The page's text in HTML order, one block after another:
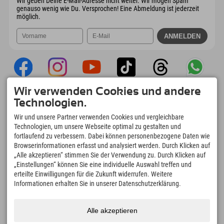
genauso wenig wie Du. Versprochen! Eine Abmeldung ist jederzeit
möglich.
Explorer App
Upload Deiner #ExplorerMoments, Mein
Explorer To Go mit Buchungsübersicht,
Bucketlist, Restaurantübersicht uvm. Jetzt
downloaden!
Zeit für Explorer Moments
166 4.634km
Pisten zum Skifahren und
97
Wir verwenden Cookies und andere
Technologien.
Wir und unsere Partner verwenden Cookies und vergleichbare
Technologien, um unsere Webseite optimal zu gestalten und
fortlaufend zu verbessern. Dabei können personenbezogene Daten wie
Browserinformationen erfasst und analysiert werden. Durch Klicken auf
„Alle akzeptieren“ stimmen Sie der Verwendung zu. Durch Klicken auf
„Einstellungen“ können Sie eine individuelle Auswahl treffen und
erteilte Einwilligungen für die Zukunft widerrufen. Weitere
Informationen erhalten Sie in unserer Datenschutzerklärung.
Alle akzeptieren